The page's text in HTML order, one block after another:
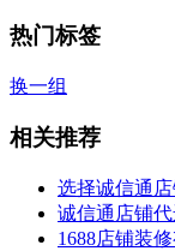
热门标签
换一组
相关推荐
选择诚信通
诚信通店铺
1688店铺装